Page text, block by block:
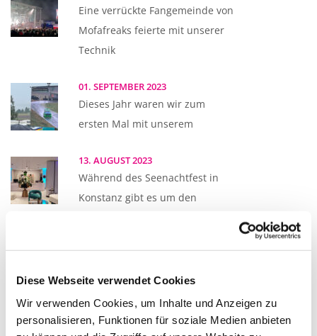
Diese Webseite verwendet Cookies
Wir verwenden Cookies, um Inhalte und Anzeigen zu
personalisieren, Funktionen für soziale Medien anbieten
Eine verrückte Fangemeinde von
Mofafreaks feierte mit unserer
Technik
01. SEPTEMBER 2023
Dieses Jahr waren wir zum
ersten Mal mit unserem
13. AUGUST 2023
Während des Seenachtfest in
Konstanz gibt es um den
Auch beim diesjährigen
12. JULI 2023